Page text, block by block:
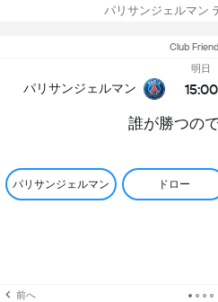
パリサンジェルマン
Club
パリサンジェルマン
明日
15:00
誰が勝つの
パリサンジェルマン ドロー
前へ